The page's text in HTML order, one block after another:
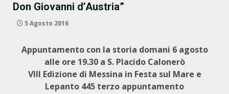
Don Giovanni d’Austria”
5 Agosto 2016
Appuntamento con la storia domani 6 agosto
alle ore 19.30 a S. Placido Calonerò
VIII Edizione di Messina in Festa sul Mare e
Lepanto 445 terzo appuntamento